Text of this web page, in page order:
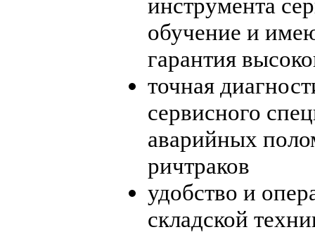
инструмента
обучение и
гарантия
точная
сервисного
аварийных
ричтраков
удобство и
складской